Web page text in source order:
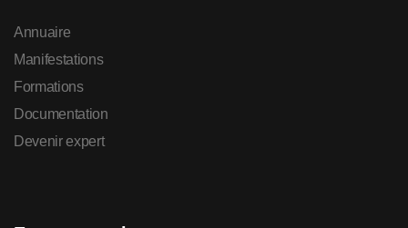
Annuaire
Manifestations
Formations
Documentation
Devenir expert